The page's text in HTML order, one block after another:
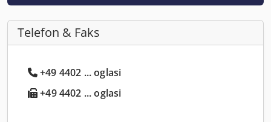
Telefon & Faks
+49 4402 ... oglasi
+49 4402 ... oglasi